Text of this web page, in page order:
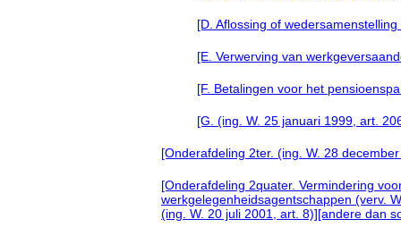
[D. Aflossing of
[E. Verwerving van
[F. Betalingen voor het
[G. (ing. W. 25 januari 1999, art.
[Onderafdeling 2ter. (ing. W. 28
[Onderafdeling 2quater. Vermindering
werkgelegenheidsagentschappen (verv.
(ing. W. 20 juli 2001, art. 8)][andere dan